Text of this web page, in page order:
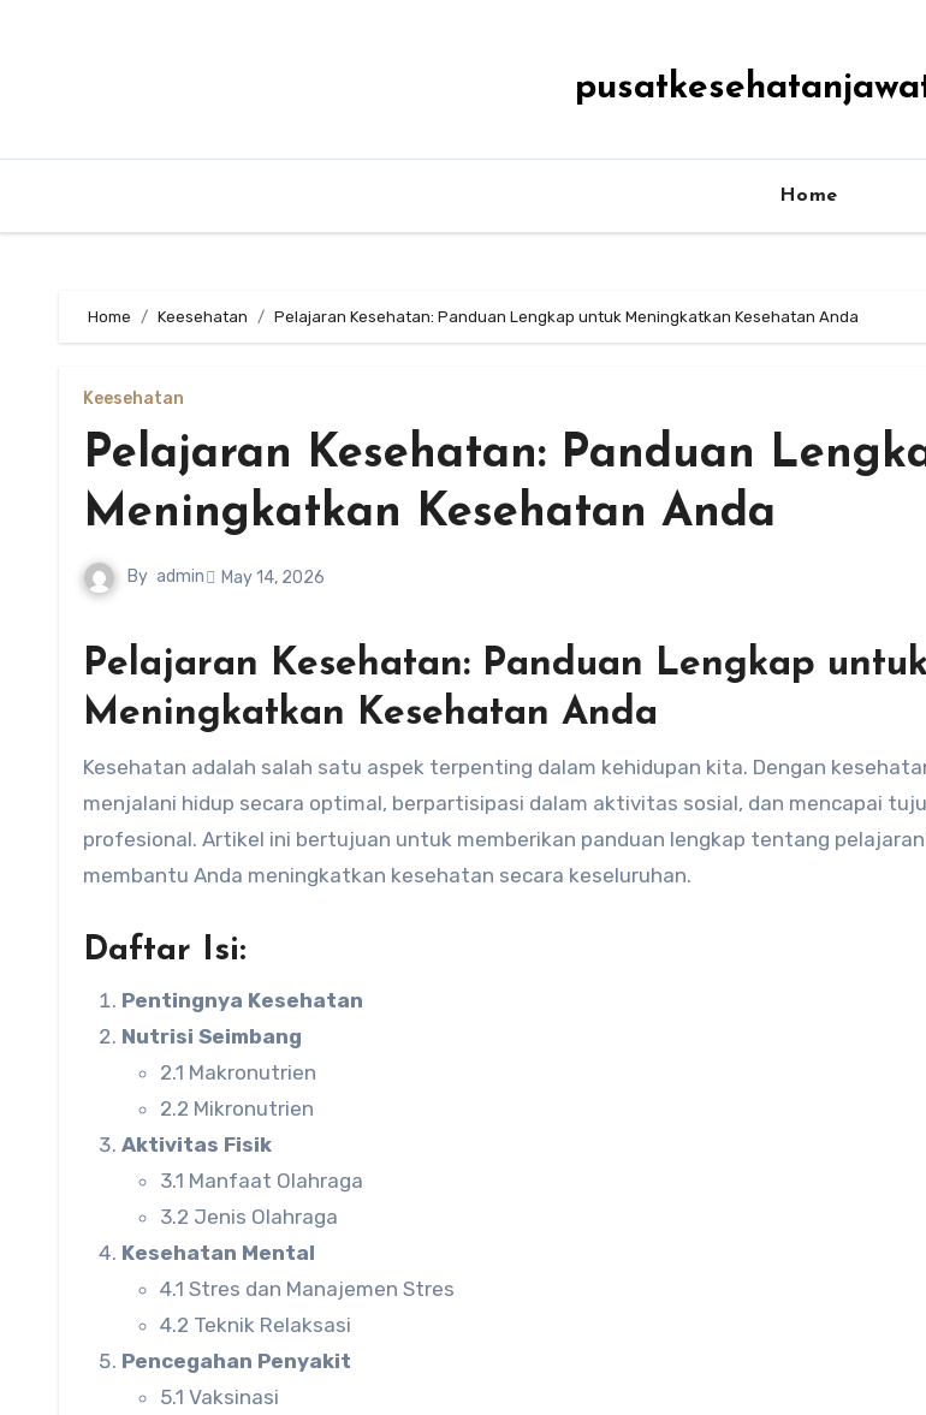
Home
Home Keesehatan Pelajaran Kesehatan: Panduan Lengkap untuk Meningkatkan Kesehatan Anda
Keesehatan
Pelajaran Kesehatan: Panduan
Meningkatkan Kesehatan Anda
By admin May 14, 2026
Pelajaran Kesehatan: Panduan Lengkap
Meningkatkan Kesehatan Anda
Kesehatan adalah salah satu aspek terpenting dalam kehidupan kita. Dengan kesehatan yang baik, kita dapat
menjalani hidup secara optimal, berpartisipasi dalam aktivitas sosial, dan mencapai
profesional. Artikel ini bertujuan untuk memberikan panduan lengkap tentang
membantu Anda meningkatkan kesehatan secara keseluruhan.
Daftar Isi:
Pentingnya Kesehatan
Nutrisi Seimbang
2.1 Makronutrien
2.2 Mikronutrien
Aktivitas Fisik
3.1 Manfaat Olahraga
3.2 Jenis Olahraga
Kesehatan Mental
4.1 Stres dan Manajemen Stres
4.2 Teknik Relaksasi
Pencegahan Penyakit
5.1 Vaksinasi